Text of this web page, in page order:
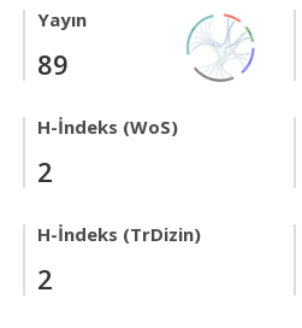
Yayın
89
H-İndeks (WoS)
2
H-İndeks (TrDizin)
2